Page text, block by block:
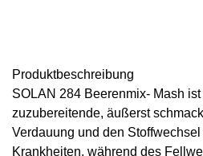
Produkt­beschreibung
SOLAN 284 Beerenmix- Mash
zuzubereitende, äußerst
Verdauung und den
Krankheiten, während des